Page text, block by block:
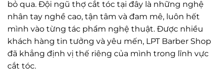
bỏ qua. Đội ngũ thợ cắt tóc tại đây là những nghệ
nhân tay nghề cao, tận tâm và đam mê, luôn hết
mình vào từng tác phẩm nghệ thuật. Được nhiều
khách hàng tin tưởng và yêu mến, LPT Barber Shop
đã khẳng định vị thế riêng của mình trong lĩnh vực
cắt tóc.